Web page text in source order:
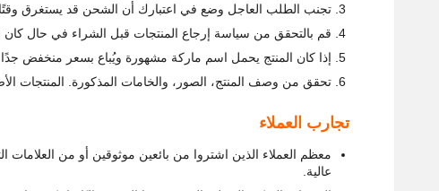
تجنب الطلب العاجل وضع في اعتبارك أن الشحن قد يستغرق
قم بالتحقق من سياسة إرجاع المنتجات قبل الشراء في حال كان
إذا كان المنتج يحمل اسم ماركة مشهورة ويُباع بسعر منخفض
تحقق من وصف المنتج، الصور، والخامات المذكورة. المنتجات
تجارب العملاء
معظم العملاء الذين اشتروا من بائعين موثوقين أو من العلامات
عالية.